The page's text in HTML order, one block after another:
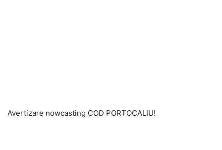
Avertizare nowcasting COD PORTOCALIU!